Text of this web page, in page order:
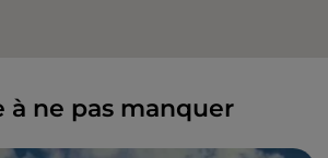
à ne pas manquer